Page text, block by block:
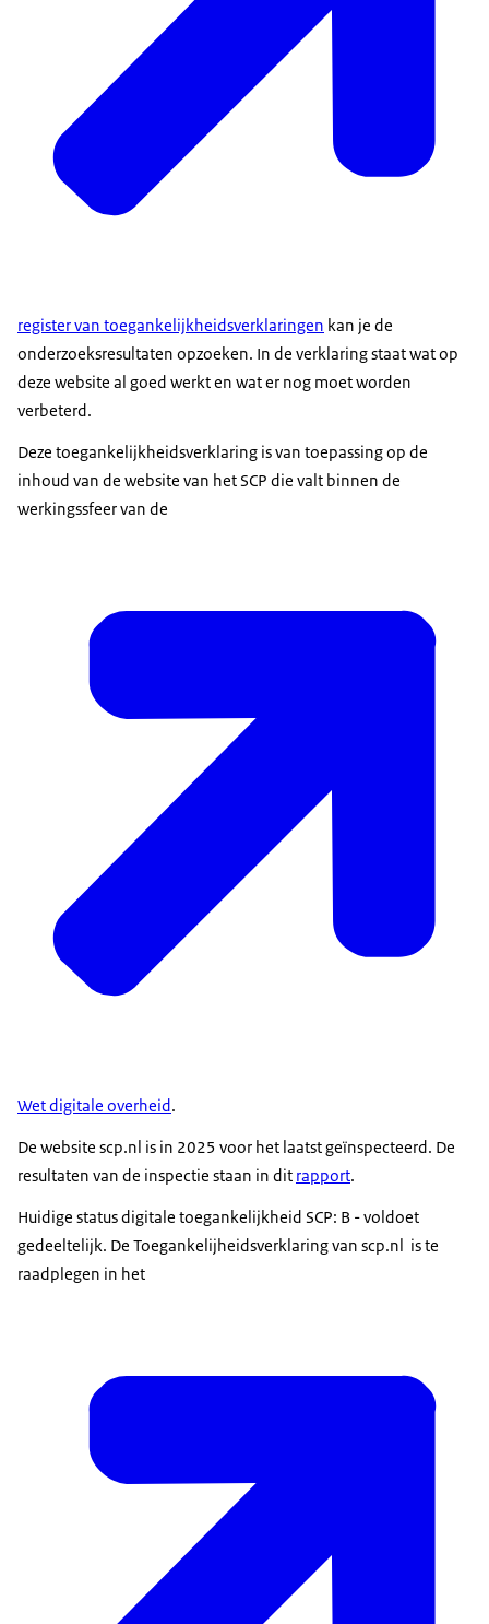
register van toegankelijkheidsverklaringen kan je de
onderzoeksresultaten opzoeken. In de verklaring staat wat op
deze website al goed werkt en wat er nog moet worden
verbeterd.
Deze toegankelijkheidsverklaring is van toepassing op de
inhoud van de website van het SCP die valt binnen de
werkingssfeer van de
Wet digitale overheid.
De website scp.nl is in 2025 voor het laatst geïnspecteerd. De
resultaten van de inspectie staan in dit rapport.
Huidige status digitale toegankelijkheid SCP: B - voldoet
gedeeltelijk. De Toegankelijheidsverklaring van scp.nl is te
raadplegen in het